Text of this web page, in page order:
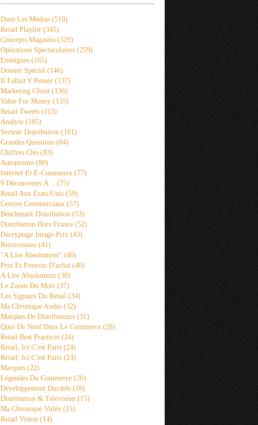
Dans Les Médias (510)
Retail Playlist (345)
Concepts Magasins (329)
Opérations Spectaculaires (259)
Enseignes (165)
Dossier Spécial (146)
Il Fallait Y Penser (137)
Marketing Client (136)
Value For Money (135)
Retail Tweets (113)
Analyse (105)
Secteur Distribution (101)
Grandes Questions (84)
Chiffres Clés (83)
Autopromo (80)
Internet Et E-Commerce (77)
9 Découvertes À... (75)
Retail Aux Etats-Unis (59)
Centres Commerciaux (57)
Benchmark Distribution (53)
Distribution Hors France (52)
Décryptage Image-Prix (43)
Retrovisions (41)
"a Lire Absolument" (40)
Prix Et Pouvoir D'achat (40)
A Lire Absolument (38)
Le Zoom Du Mois (37)
Les Signaux Du Retail (34)
Ma Chronique Audio (32)
Marques De Distributeurs (31)
Quoi De Neuf Dans Le Commerce (28)
Retail Best Practices (24)
Retail, Ici C'est Paris (24)
Retail, Ici C'est Paris (23)
Marques (22)
Légendes Du Commerce (20)
Développement Durable (18)
Distribution & Télevision (15)
Ma Chronique Vidéo (15)
Retail Vision (14)